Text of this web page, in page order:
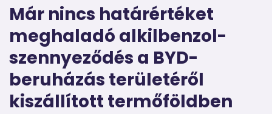
Már nincs határértéket
meghaladó alkilbenzol-
szennyeződés a BYD-
beruházás területéről
kiszállított termőföldben